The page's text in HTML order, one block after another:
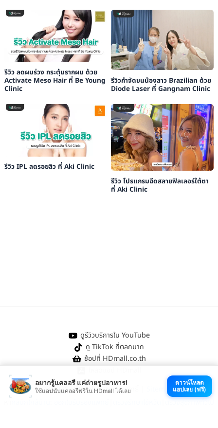
รีวิว ลดผมร่วง กระตุ้นรากผม ด้วย
Activate Meso Hair ที่ Be Young
Clinic
รีวิวกำจัดขนน้องสาว Brazilian ด้วย
Diode Laser ที่ Gangnam Clinic
รีวิว IPL ลดรอยสิว ที่ Aki Clinic
รีวิว โปรแกรมฉีดสลายฟิลเลอร์ใต้ตา
ที่ Aki Clinic
ดูรีวิวบริการใน YouTube
ดู TikTok ที่ตลกมาก
ช้อปที่ HDmall.co.th
@ 2026 HDmall | สงวนลิขสิทธิ์ |
Sitemap
ตรวจสุขภาพทั่วไป
อยากรู้แคลอรี แค่ถ่ายรูปอาหาร!
ใช้แอปนับแคลอรีฟรีใน HDmall ได้เลย
ดาวน์โหลด
แอปเลย (ฟรี)